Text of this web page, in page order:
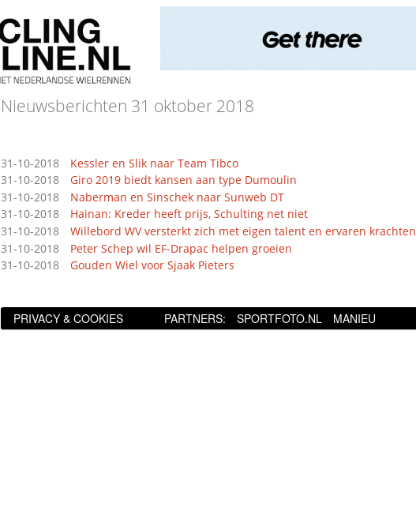
Nieuwsberichten 31 oktober 2018
31-10-2018
Kessler en Slik naar Team Tibco
31-10-2018
Giro 2019 biedt kansen aan type Dumoulin
31-10-2018
Naberman en Sinschek naar Sunweb DT
31-10-2018
Hainan: Kreder heeft prijs, Schulting net niet
31-10-2018
Willebord WV versterkt zich met eigen talent en ervaren krachten
31-10-2018
Peter Schep wil EF-Drapac helpen groeien
31-10-2018
Gouden Wiel voor Sjaak Pieters
PRIVACY & COOKIES PARTNERS: SPORTFOTO.NL MANIEU